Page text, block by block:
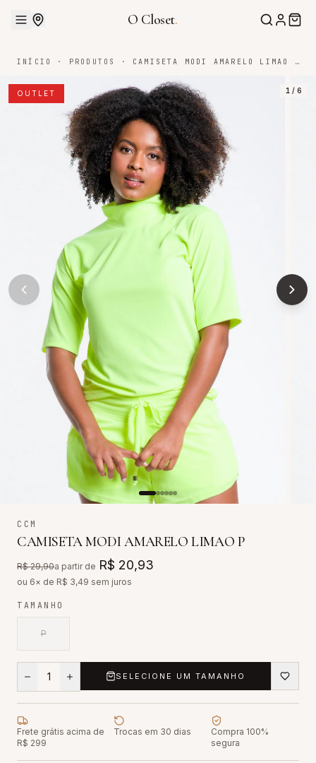
O Closet.
INÍCIO · PRODUTOS · CAMISETA MODI AMARELO LIMAO P
OUTLET 1 / 6
CCM
CAMISETA MODI AMARELO LIMAO P
R$ 29,90a partir de R$ 20,93
ou 6× de R$ 3,49 sem juros
TAMANHO
P
1 SELECIONE UM TAMANHO
Frete grátis acima de
R$ 299
Trocas em 30 dias
Compra 100%
segura